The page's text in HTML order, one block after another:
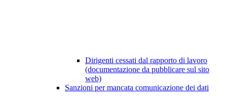
Dirigenti cessati dal rapporto di lavoro
(documentazione da pubblicare sul sito
web)
Sanzioni per mancata comunicazione dei dati